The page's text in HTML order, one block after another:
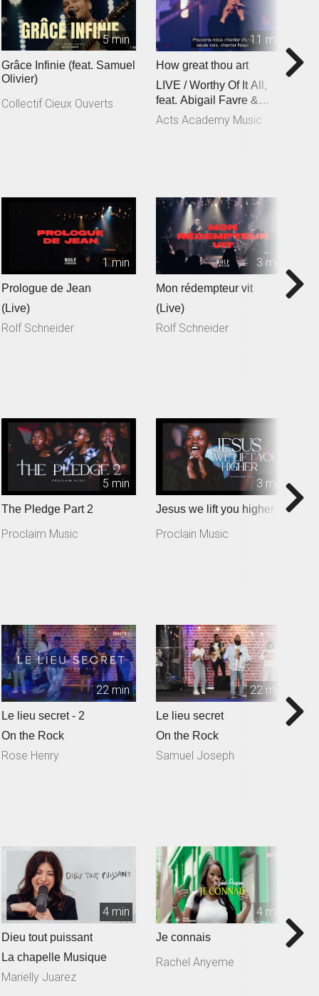
5 min
Grâce Infinie (feat. Samuel
Olivier)
Collectif Cieux Ouverts
11 min
How great thou art
LIVE / Worthy Of It All,
feat. Abigail Favre &
Esben Engholm
Acts Academy Music
1 min
Prologue de Jean
(Live)
Rolf Schneider
3 min
Mon rédempteur vit
(Live)
Rolf Schneider
5 min
The Pledge Part 2
Proclaim Music
3 min
Jesus we lift you higher
Proclain Music
22 min
Le lieu secret - 2
On the Rock
Rose Henry
22 min
Le lieu secret
On the Rock
Samuel Joseph
4 min
Dieu tout puissant
La chapelle Musique
Marielly Juarez
4 min
Je connais
Rachel Anyeme